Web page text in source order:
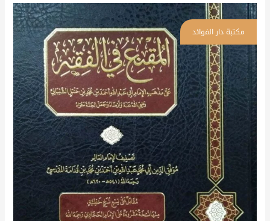
المقنع
في
الفقه
على
مذهب
الإمام
أبي
عبد
الله
أحمد
بن
محمد
بن
حنبل
الشيباني